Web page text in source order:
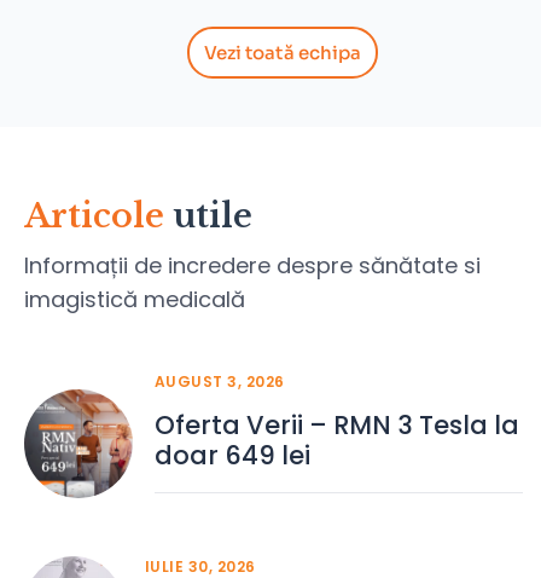
Vezi toată echipa
Articole utile
Informații de incredere despre sănătate si
imagistică medicală
AUGUST 3, 2026
Oferta Verii – RMN 3 Tesla la
doar 649 lei
IULIE 30, 2026